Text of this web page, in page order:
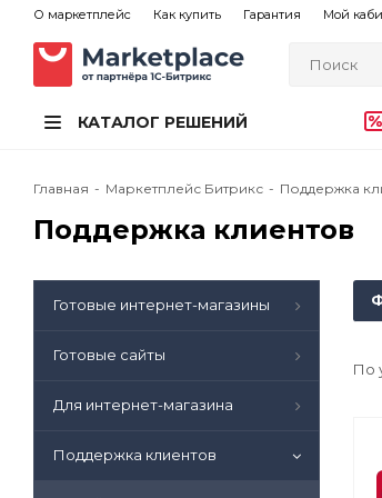
О маркетплейс Как купить Гарантия Мой
КАТАЛОГ РЕШЕНИЙ
Главная - Маркетплейс Битрикс - Поддержка
Поддержка клиентов
По
Готовые интернет-магазины
Готовые сайты
Для интернет-магазина
Поддержка клиентов